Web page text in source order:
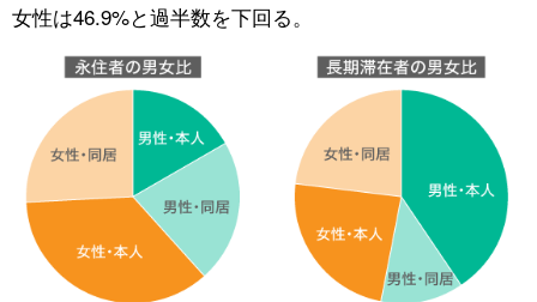
女性は46.9%と過半数を下回る。